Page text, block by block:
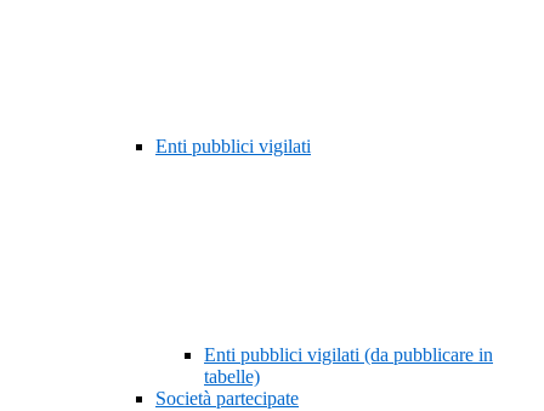
Enti pubblici vigilati
Enti pubblici vigilati (da pubblicare in
tabelle)
Società partecipate